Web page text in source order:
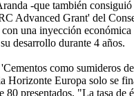
-que también consiguió
Advanced Grant' del
una inyección económica
desarrollo durante 4 años.
como sumideros
Horizonte Europa solo se
80 presentados. "La tasa de